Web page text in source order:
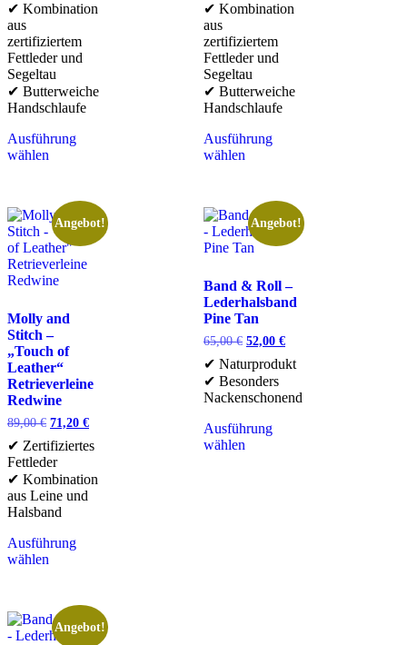
✔ Kombination
aus
zertifiziertem
Fettleder und
Segeltau
✔ Butterweiche
Handschlaufe
Ausführung
wählen
✔ Kombination
aus
zertifiziertem
Fettleder und
Segeltau
✔ Butterweiche
Handschlaufe
Ausführung
wählen
Angebot!
Molly and
Stitch –
„Touch of
Leather“
Retrieverleine
Redwine
89,00€ 71,20 €
✔ Zertifiziertes
Fettleder
✔ Kombination
aus Leine und
Halsband
Ausführung
wählen
Angebot!
Band & Roll –
Lederhalsband
Pine Tan
65,00€ 52,00 €
✔ Naturprodukt
✔ Besonders
Nackenschonend
Ausführung
wählen
Angebot!